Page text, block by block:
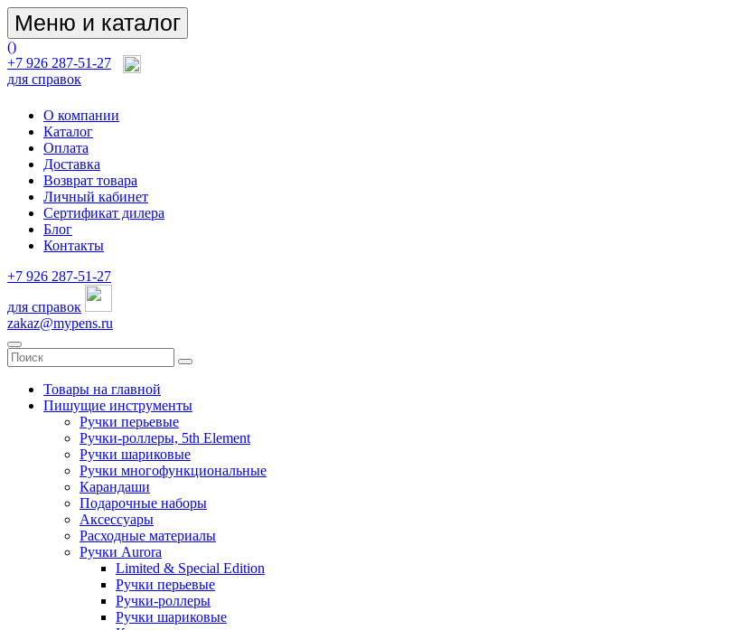
Меню и каталог
()
+7 926 287-51-27
для справок
О компании
Каталог
Оплата
Доставка
Возврат товара
Личный кабинет
Сертификат дилера
Блог
Контакты
+7 926 287-51-27
для справок
zakaz@mypens.ru
Товары на главной
Пишущие инструменты
Ручки перьевые
Ручки-роллеры, 5th Element
Ручки шариковые
Ручки многофункциональные
Карандаши
Подарочные наборы
Аксессуары
Расходные материалы
Ручки Aurora
Limited & Special Edition
Ручки перьевые
Ручки-роллеры
Ручки шариковые